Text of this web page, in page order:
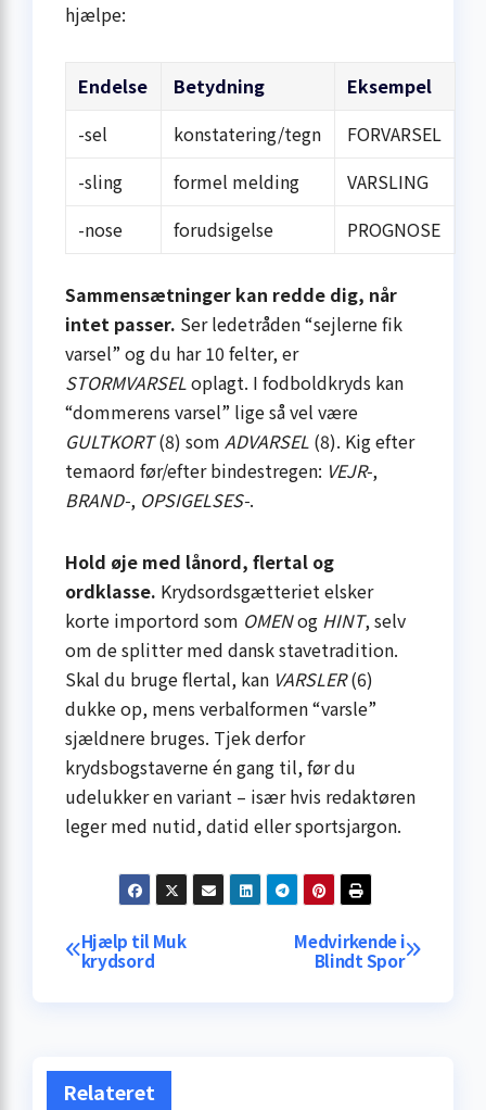
hjælpe:
Endelse Betydning
Eksempel
-sel
konstatering/tegn
FORVARSEL
-sling
formel melding
VARSLING
-nose
forudsigelse PROGNOSE
Sammensætninger kan redde dig, når
intet passer. Ser ledetråden “sejlerne fik
varsel” og du har 10 felter, er
STORMVARSELoplagt. I fodboldkryds kan
“dommerens varsel” lige så vel være
GULTKORT(8) som ADVARSEL (8). Kig efter
temaord før/efter bindestregen: VEJR-,
BRAND-, OPSIGELSES-.
Hold øje med lånord, flertal og
ordklasse. Krydsordsgætteriet elsker
korte importord som OMENog HINT, selv
om de splitter med dansk stavetradition.
Skal du bruge flertal, kan VARSLER(6)
dukke op, mens verbalformen “varsle”
sjældnere bruges. Tjek derfor
krydsbogstaverne én gang til, før du
udelukker en variant – især hvis redaktøren
leger med nutid, datid eller sportsjargon.
Indlægsnavigation
Medvirkende i
Blindt Spor
Hjælp til Muk
krydsord
Relateret